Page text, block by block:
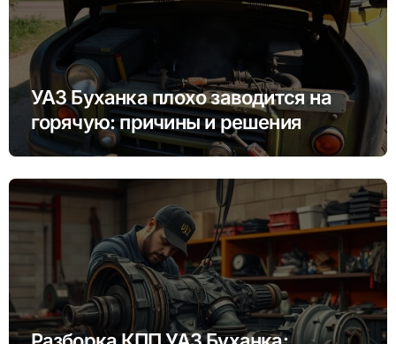
УАЗ Буханка плохо заводится на
горячую: причины и решения